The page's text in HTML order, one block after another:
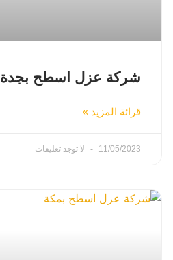
شركة عزل اسطح بجدة 0538587301
قرائة المزيد »
11/05/2023 لا توجد تعليقات